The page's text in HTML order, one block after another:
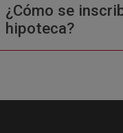
¿Cómo se
hipoteca?